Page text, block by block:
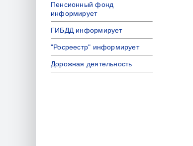
Пенсионный фонд
информирует
ГИБДД информирует
"Росреестр" информирует
Дорожная деятельность